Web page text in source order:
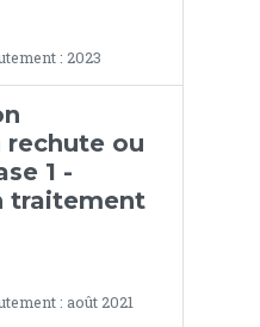
: 2023
rechute ou
1 -
traitement
: août 2021